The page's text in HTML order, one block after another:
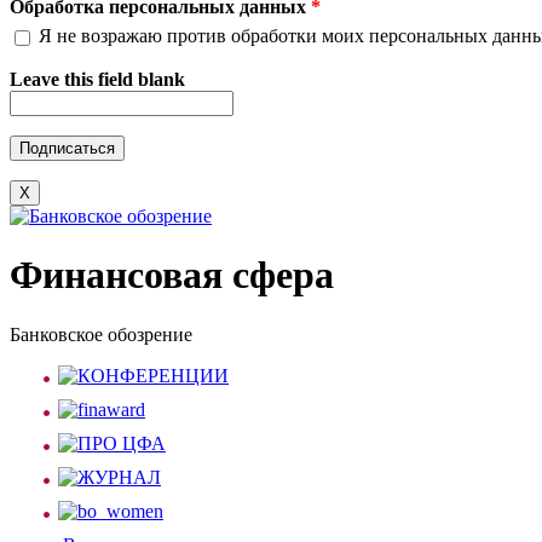
Обработка персональных данных *
Я не возражаю против обработки моих персональных
Leave this field blank
X
Финансовая сфера
Банковское обозрение